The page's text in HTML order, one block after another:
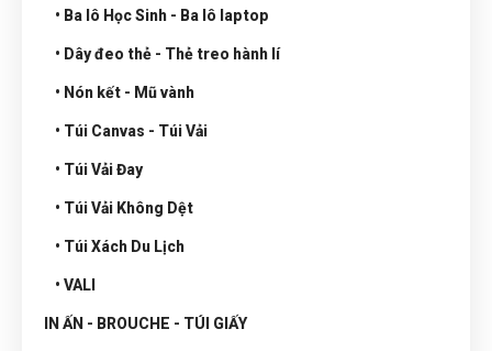
• Ba lô Học Sinh - Ba lô laptop
• Dây đeo thẻ - Thẻ treo hành lí
• Nón kết - Mũ vành
• Túi Canvas - Túi Vải
• Túi Vải Đay
• Túi Vải Không Dệt
• Túi Xách Du Lịch
• VALI
IN ẤN - BROUCHE - TÚI GIẤY